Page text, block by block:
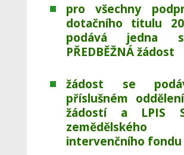
pro všechny
dotačního titulu
podává jedna
PŘEDBĚŽNÁ žádost
žádost se
příslušném
žádostí a LPIS
zemědělského
intervenčního fondu